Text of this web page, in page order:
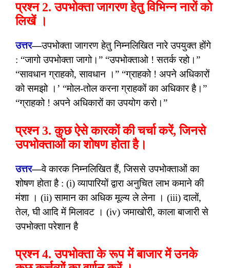
प्रश्न 2. उपभोक्ता जागरण हेतु विभिन्न नारों को
लिखें ।
उत्तर—उपभोक्ता जागरण हेतु निम्नलिखित नारे उपयुक्त होंगे
: “जागो उपभोक्ता जागो।” “उपभोक्ताओ ! सतर्क रहो।”
“सावधान ग्राहको, सावधान ।” “ग्राहको ! अपने अधिकारों
को समझो ।’ “मोल-तोल करना ग्राहकों का अधिकार है।”
“ग्राहको ! अपने अधिकारों का उपयोग करो।”
प्रश्न 3. कुछ ऐसे कारकों की चर्चा करें, जिनसे
उपभोक्ताओं का शोषण होता है।
उत्तर—वे कारक निम्नलिखित हैं, जिससे उपभोक्ताओं का
शोषण होता है : (i) व्यापारियों द्वारा अनुचित लाभ कमाने की
मंशा । (ii) सामान का अधिक मूल्य ले लेना । (iii) दालों,
तेल, घी आदि में मिलावट । (iv) जमाखोरी, काला बाजारी से
उपभोक्ता परेशान है
प्रश्न 4. उपभोक्ता के रूप में बाजार में उनके